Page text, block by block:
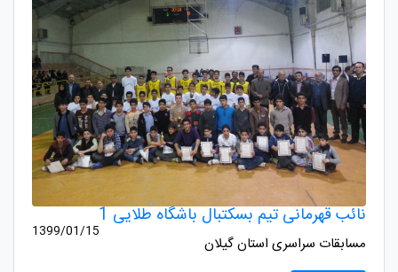
نائب قهرمانی تیم بسکتبال باشگاه طلایی 1
1399/01/15
مسابقات سراسری استان گیلان